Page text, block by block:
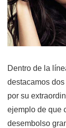
Dentro de la
destacamos
por su
ejemplo de que
desembolso